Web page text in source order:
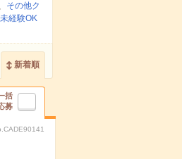
その他ク
経験OK
新着順
括
募